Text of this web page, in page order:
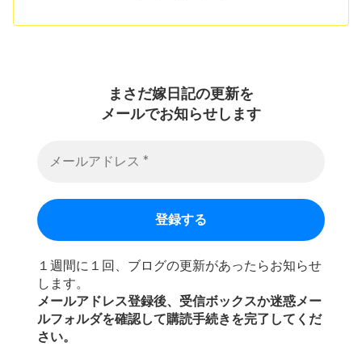
まさだ嫁日記の更新を
メールでお知らせします
１週間に１回、ブログの更新があったらお知らせ
します。
メールアドレス登録後、受信ボックスか迷惑メー
ルフォルダを確認して購読手続きを完了してくだ
さい。